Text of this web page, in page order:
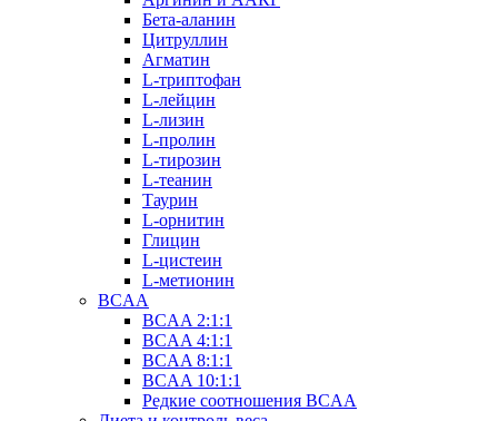
Бета-аланин
Цитруллин
Агматин
L-триптофан
L-лейцин
L-лизин
L-пролин
L-тирозин
L-теанин
Таурин
L-орнитин
Глицин
L-цистеин
L-метионин
BCAA
BCAA 2:1:1
BCAA 4:1:1
BCAA 8:1:1
BCAA 10:1:1
Редкие соотношения BCAA